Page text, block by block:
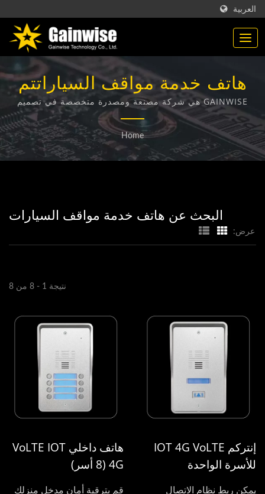
العربية
هاتف خدمة مواقف السياراتتم
البحث | منتجات الاتصالات
المصنوعة في تايوان |
Gainwise Technology Co.,
GAINWISE هي شركة مصنعة ومصدرة متخصصة في تصميم
وتطوير وتصنيع أجهزة الاتصال اللاسلكية الثابتة وجهاز الباب
الداخلي 4G وفتاحة البوابة 4G وكاشف الدخان 4G.
Home
البحث عن هاتف خدمة مواقف السيارات
عرض:
نتيجة 1 - 8 من 8
إنتركم IOT 4G VoLTE
للأسرة الواحدة
يمكن ربط نظام الاتصال
هاتف داخلي VoLTE IOT
4G (8 أسر)
قم بترقية أمان مدخل منزلك